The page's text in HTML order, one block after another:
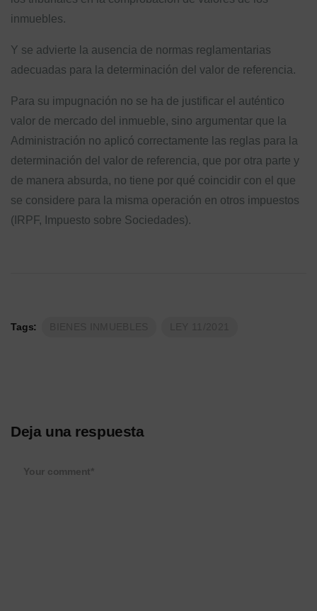
inmuebles.
Y se advierte la ausencia de normas reglamentarias
adecuadas para la determinación del valor de referencia.
Para su impugnación no se ha de justificar el auténtico
valor de mercado del inmueble, sino argumentar que la
Administración no aplicó correctamente las reglas para la
determinación del valor de referencia, que por otra parte y
de manera absurda, no tiene por qué coincidir con el que
se considere para la misma operación en otros impuestos
(IRPF, Impuesto sobre Sociedades).
Tags:
Deja una respuesta
Your comment*